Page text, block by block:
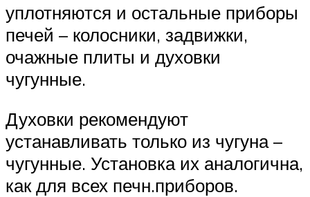
уплотняются и остальные приборы
печей – колосники, задвижки,
очажные плиты и духовки
чугунные.
Духовки рекомендуют
устанавливать только из чугуна –
чугунные. Установка их аналогична,
как для всех печн.приборов.